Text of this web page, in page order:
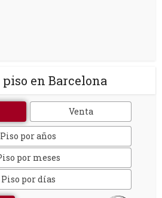
en Barcelona
Venta
Piso por años
por meses
Piso por días